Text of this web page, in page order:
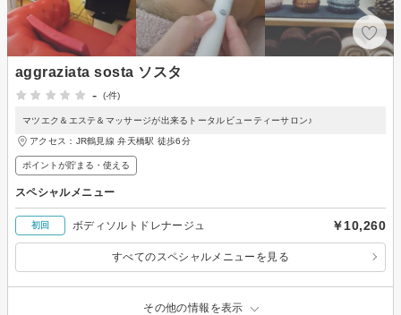
aggraziata sosta ソスタ
-
(-件)
マツエク＆エステ＆マッサージが出来るトータルビューティーサロン♪
アクセス：JR鶴見線 弁天橋駅 徒歩6分
ポイントが貯まる・使える
スペシャルメニュー
初回 ボディソルトドレナージュ ￥10,260
すべてのスペシャルメニューを見る
その他の情報を表示